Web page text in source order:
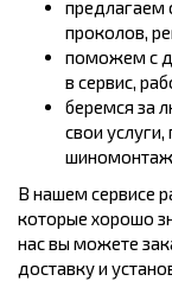
предлагаем
проколов,
поможем с
в сервис,
беремся за
свои
В нашем сервисе
которые хорошо
нас вы можете
доставку и